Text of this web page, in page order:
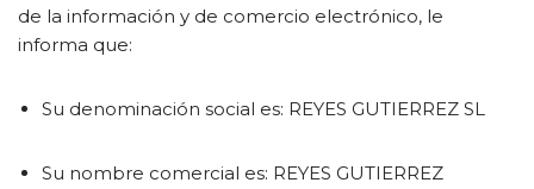
de la información y de comercio electrónico, le
informa que:
Su denominación social es: REYES GUTIERREZ SL
Su nombre comercial es: REYES GUTIERREZ